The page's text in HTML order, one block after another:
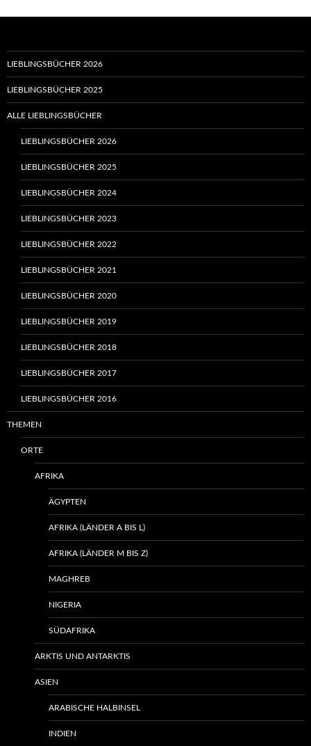
LIEBLINGSBÜCHER 2026
LIEBLINGSBÜCHER 2025
ALLE LIEBLINGSBÜCHER
LIEBLINGSBÜCHER 2026
LIEBLINGSBÜCHER 2025
LIEBLINGSBÜCHER 2024
LIEBLINGSBÜCHER 2023
LIEBLINGSBÜCHER 2022
LIEBLINGSBÜCHER 2021
LIEBLINGSBÜCHER 2020
LIEBLINGSBÜCHER 2019
LIEBLINGSBÜCHER 2018
LIEBLINGSBÜCHER 2017
LIEBLINGSBÜCHER 2016
THEMEN
ORTE
AFRIKA
ÄGYPTEN
AFRIKA (LÄNDER A BIS L)
AFRIKA (LÄNDER M BIS Z)
MAGHREB
NIGERIA
SÜDAFRIKA
ARKTIS UND ANTARKTIS
ASIEN
ARABISCHE HALBINSEL
INDIEN